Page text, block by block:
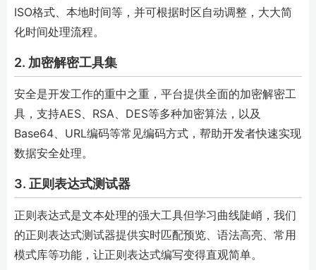
ISO格式、本地时间等，并可根据时区自动调整，大大简
化时间处理流程。
2. 加密解密工具集
安全是开发工作的重中之重，平台提供全面的加密解密工
具，支持AES、RSA、DES等多种加密算法，以及
Base64、URL编码等常见编码方式，帮助开发者快速实现
数据安全处理。
3. 正则表达式测试器
正则表达式是文本处理的强大工具但学习曲线陡峭，我们
的正则表达式测试器提供实时匹配预览、语法高亮、常用
模式库等功能，让正则表达式编写变得直观简单。